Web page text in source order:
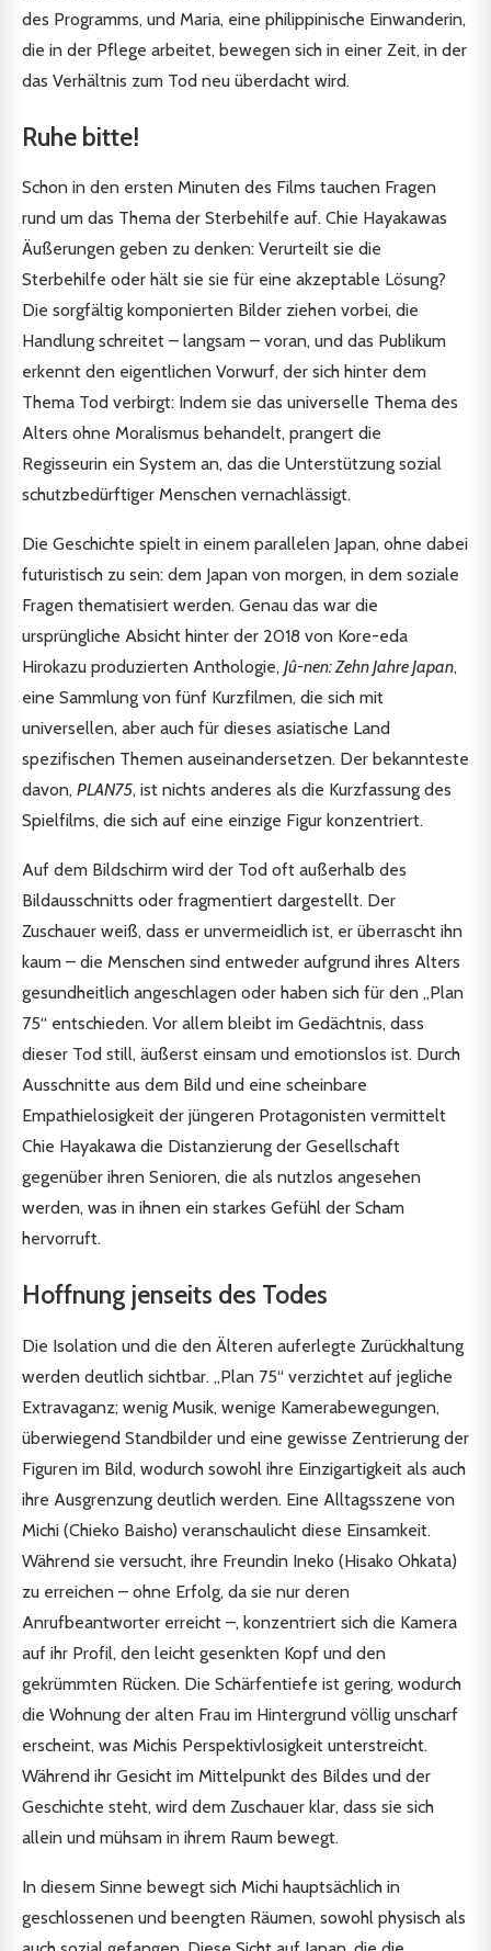
des Programms, und Maria, eine philippinische Einwanderin,
die in der Pflege arbeitet, bewegen sich in einer Zeit, in der
das Verhältnis zum Tod neu überdacht wird.
Ruhe bitte!
Schon in den ersten Minuten des Films tauchen Fragen
rund um das Thema der Sterbehilfe auf. Chie Hayakawas
Äußerungen geben zu denken: Verurteilt sie die
Sterbehilfe oder hält sie sie für eine akzeptable Lösung?
Die sorgfältig komponierten Bilder ziehen vorbei, die
Handlung schreitet – langsam – voran, und das Publikum
erkennt den eigentlichen Vorwurf, der sich hinter dem
Thema Tod verbirgt: Indem sie das universelle Thema des
Alters ohne Moralismus behandelt, prangert die
Regisseurin ein System an, das die Unterstützung sozial
schutzbedürftiger Menschen vernachlässigt.
Die Geschichte spielt in einem parallelen Japan, ohne dabei
futuristisch zu sein: dem Japan von morgen, in dem soziale
Fragen thematisiert werden. Genau das war die
ursprüngliche Absicht hinter der 2018 von Kore-eda
Hirokazu produzierten Anthologie, Jû-nen: Zehn Jahre Japan,
eine Sammlung von fünf Kurzfilmen, die sich mit
universellen, aber auch für dieses asiatische Land
spezifischen Themen auseinandersetzen. Der bekannteste
davon, PLAN75, ist nichts anderes als die Kurzfassung des
Spielfilms, die sich auf eine einzige Figur konzentriert.
Auf dem Bildschirm wird der Tod oft außerhalb des
Bildausschnitts oder fragmentiert dargestellt. Der
Zuschauer weiß, dass er unvermeidlich ist, er überrascht ihn
kaum – die Menschen sind entweder aufgrund ihres Alters
gesundheitlich angeschlagen oder haben sich für den „Plan
75“ entschieden. Vor allem bleibt im Gedächtnis, dass
dieser Tod still, äußerst einsam und emotionslos ist. Durch
Ausschnitte aus dem Bild und eine scheinbare
Empathielosigkeit der jüngeren Protagonisten vermittelt
Chie Hayakawa die Distanzierung der Gesellschaft
gegenüber ihren Senioren, die als nutzlos angesehen
werden, was in ihnen ein starkes Gefühl der Scham
hervorruft.
Hoffnung jenseits des Todes
Die Isolation und die den Älteren auferlegte Zurückhaltung
werden deutlich sichtbar. „Plan 75“ verzichtet auf jegliche
Extravaganz; wenig Musik, wenige Kamerabewegungen,
überwiegend Standbilder und eine gewisse Zentrierung der
Figuren im Bild, wodurch sowohl ihre Einzigartigkeit als auch
ihre Ausgrenzung deutlich werden. Eine Alltagsszene von
Michi (Chieko Baisho) veranschaulicht diese Einsamkeit.
Während sie versucht, ihre Freundin Ineko (Hisako Ohkata)
zu erreichen – ohne Erfolg, da sie nur deren
Anrufbeantworter erreicht –, konzentriert sich die Kamera
auf ihr Profil, den leicht gesenkten Kopf und den
gekrümmten Rücken. Die Schärfentiefe ist gering, wodurch
die Wohnung der alten Frau im Hintergrund völlig unscharf
erscheint, was Michis Perspektivlosigkeit unterstreicht.
Während ihr Gesicht im Mittelpunkt des Bildes und der
Geschichte steht, wird dem Zuschauer klar, dass sie sich
allein und mühsam in ihrem Raum bewegt.
In diesem Sinne bewegt sich Michi hauptsächlich in
geschlossenen und beengten Räumen, sowohl physisch als